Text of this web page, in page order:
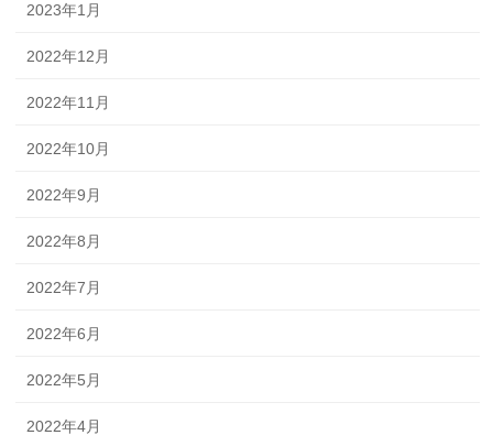
2023年1月
2022年12月
2022年11月
2022年10月
2022年9月
2022年8月
2022年7月
2022年6月
2022年5月
2022年4月